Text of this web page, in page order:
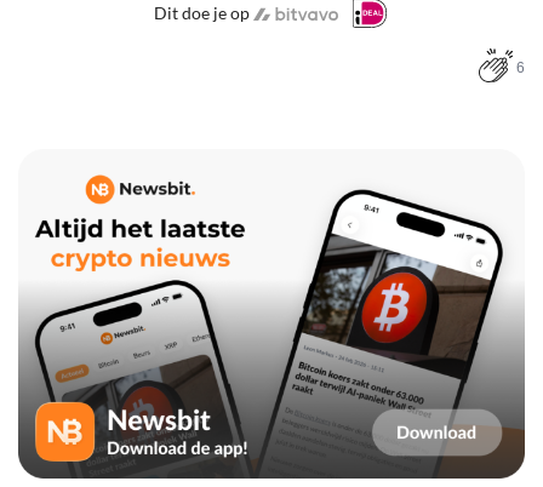
Dit doe je op
6